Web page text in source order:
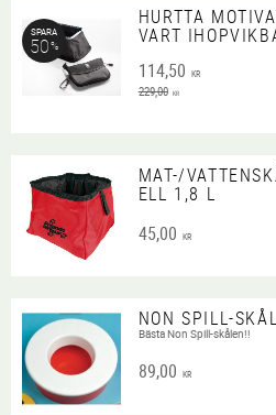
HURTTA
VART
114,50 KR
229,00 KR
SPARA
50%
MAT-/
ELL 1,8 L
45,00 KR
NON SPILL-
Bästa Non Spill-skålen!!
89,00 KR